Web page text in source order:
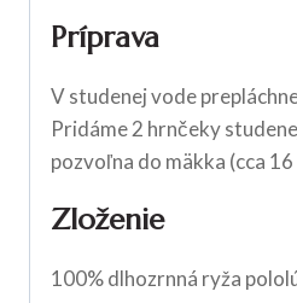
Príprava
V studenej vode
Pridáme 2 hrnčeky
pozvoľna do mäkka (cca
Zloženie
100% dlhozrnná ryža